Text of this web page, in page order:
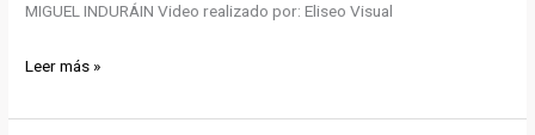
MIGUEL INDURÁIN Video realizado por: Eliseo Visual
Equipación
2024
Leer más »